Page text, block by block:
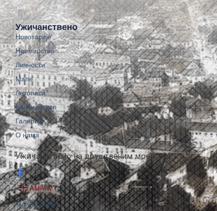
Ужичанствено на друштвеним мрежама:
© 2018 | Бруе
Ужичанствено
Новотарије
Неимарство
Личности
Мапе
Летописи
Калеидоскоп
Галерије
О нама